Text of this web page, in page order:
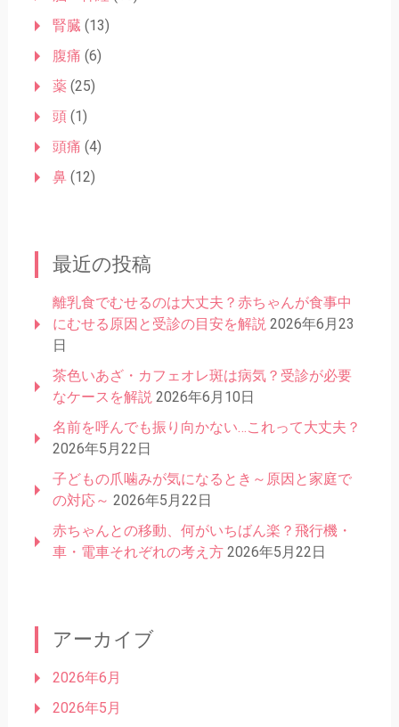
腎臓 (13)
腹痛 (6)
薬(25)
頭(1)
頭痛 (4)
鼻(12)
最近の投稿
離乳食でむせるのは大丈夫？赤ちゃんが食事中
にむせる原因と受診の目安を解説 2026年6月23
日
茶色いあざ・カフェオレ斑は病気？受診が必要
なケースを解説 2026年6月10日
名前を呼んでも振り向かない…これって大丈夫？
2026年5月22日
子どもの爪噛みが気になるとき～原因と家庭で
の対応～ 2026年5月22日
赤ちゃんとの移動、何がいちばん楽？飛行機・
車・電車それぞれの考え方 2026年5月22日
アーカイブ
2026年6月
2026年5月